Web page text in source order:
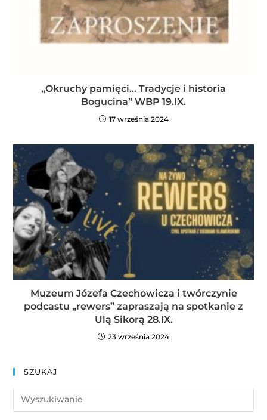
„Okruchy pamięci… Tradycje i historia
Bogucina” WBP 19.IX.
17 września 2024
Muzeum Józefa Czechowicza i twórczynie
podcastu „rewers” zapraszają na spotkanie z
Ulą Sikorą 28.IX.
23 września 2024
SZUKAJ